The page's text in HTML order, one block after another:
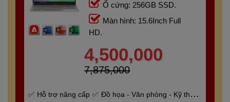
Ổ cứng: 256GB SSD.
Màn hình: 15.6Inch Full
HD.
4,500,000
7,875,000
Hỗ trợ nâng cấp
Đồ họa - Văn phòng - Kỹ thuật